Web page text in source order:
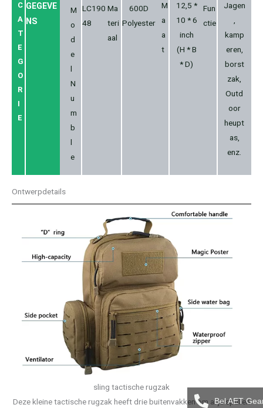
C
A
T
E
G
O
R
I
E
GEGEVE
NS
M
o
d
e
l
N
u
m
b
l
e
LC190
48
Ma
teri
aal
600D
Polyester
M
a
a
t
12,5 *
10 * 6
inch
(H * B
* D)
Fun
ctie
Jagen
kamp
eren,
borst
zak,
Outd
oor
heupt
as,
enz.
Ontwerpdetails
sling tactische rugzak
Deze kleine tactische rugzak heeft drie buitenvakken om al je spullen
Bel AET